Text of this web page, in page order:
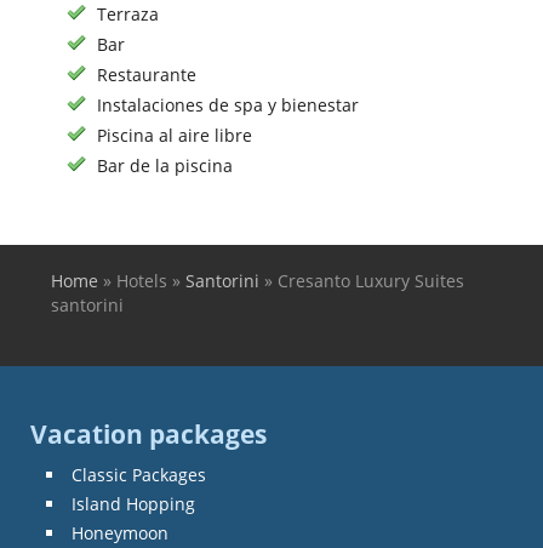
Terraza
Bar
Restaurante
Instalaciones de spa y bienestar
Piscina al aire libre
Bar de la piscina
You are here
Home » Hotels » Santorini » Cresanto Luxury Suites
santorini
Vacation packages
Classic Packages
Island Hopping
Honeymoon